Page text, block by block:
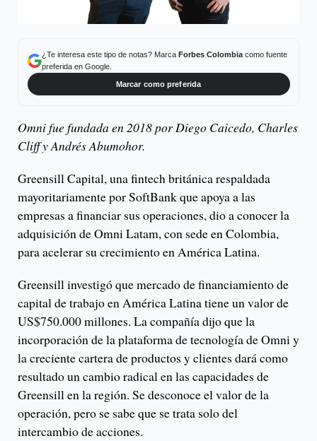
¿Te interesa este tipo de notas? Marca Forbes Colombiacomo fuente
preferida en Google.
Marcar como preferida
Omni fue fundada en 2018 por Diego Caicedo, Charles
Cliff y Andrés Abumohor.
Greensill Capital, una fintech británica respaldada
mayoritariamente por SoftBank que apoya a las
empresas a financiar sus operaciones, dio a conocer la
adquisición de Omni Latam, con sede en Colombia,
para acelerar su crecimiento en América Latina.
Greensill investigó que mercado de financiamiento de
capital de trabajo en América Latina tiene un valor de
US$750.000 millones. La compañía dijo que la
incorporación de la plataforma de tecnología de Omni y
la creciente cartera de productos y clientes dará como
resultado un cambio radical en las capacidades de
Greensill en la región. Se desconoce el valor de la
operación, pero se sabe que se trata solo del
intercambio de acciones.